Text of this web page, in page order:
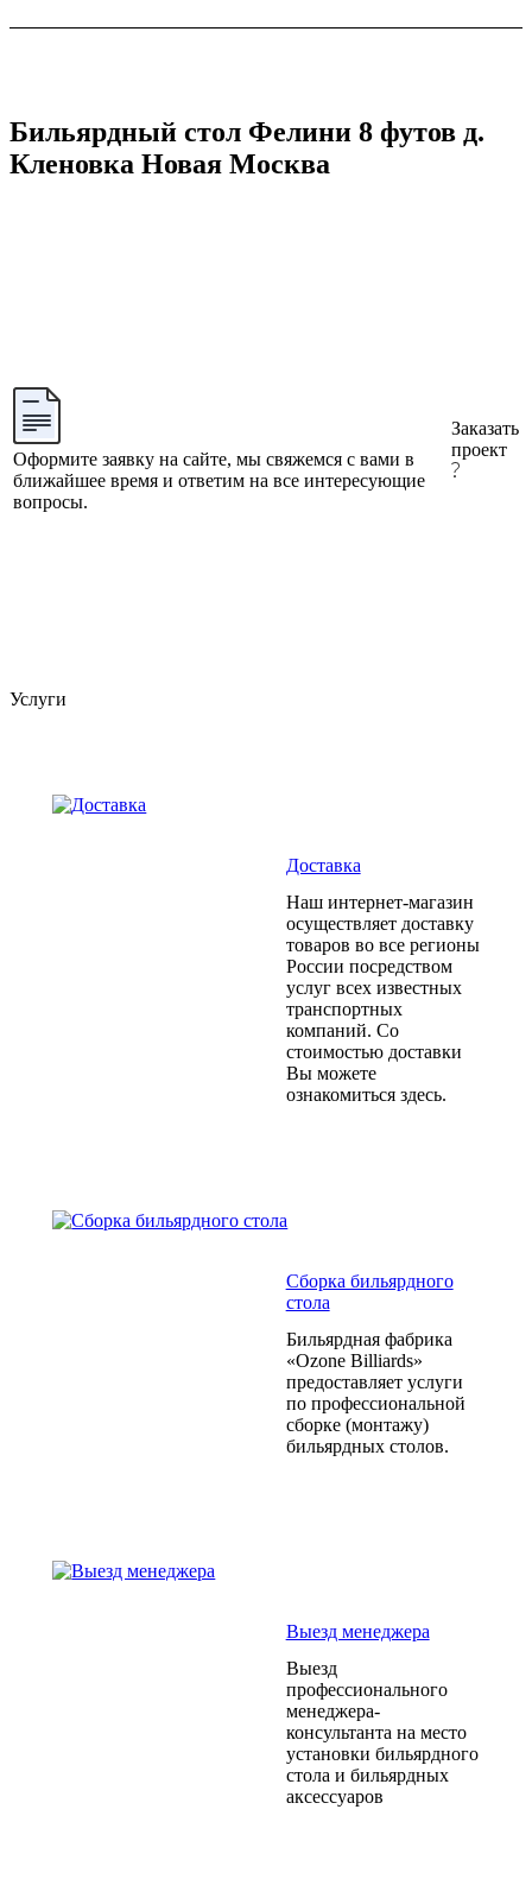
Бильярдный стол Фелини 8 футов д.
Кленовка Новая Москва
Оформите заявку на сайте, мы свяжемся с вами в
ближайшее время и ответим на все интересующие
вопросы.
Заказать
проект
Услуги
Доставка
Наш интернет-магазин
осуществляет доставку
товаров во все регионы
России посредством
услуг всех известных
транспортных
компаний. Со
стоимостью доставки
Вы можете
ознакомиться здесь.
Сборка бильярдного
стола
Бильярдная фабрика
«Ozone Billiards»
предоставляет услуги
по профессиональной
сборке (монтажу)
бильярдных столов.
Выезд менеджера
Выезд
профессионального
менеджера-
консультанта на место
установки бильярдного
стола и бильярдных
аксессуаров